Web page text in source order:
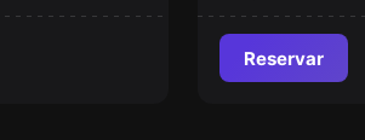
Reservar